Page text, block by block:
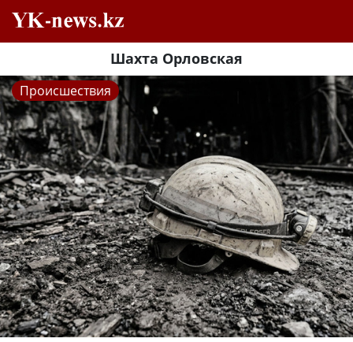
Шахта Орловская
Происшествия